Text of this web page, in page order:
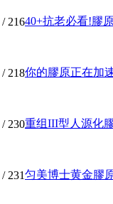
/ 21640+抗老必看!膠
/ 218你的膠原正在加
/ 230重组III型人源化
/ 231匀美博士黄金膠